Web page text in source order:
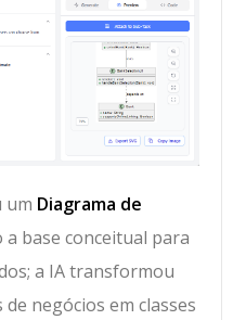
um Diagrama de
a base conceitual para
a IA transformou
negócios em classes